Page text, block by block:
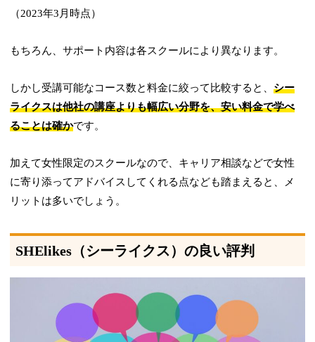
（2023年3月時点）
もちろん、サポート内容は各スクールにより異なります。
しかし受講可能なコース数と料金に絞って比較すると、シー
ライクスは他社の講座よりも幅広い分野を、安い料金で学べ
ることは確かです。
加えて女性限定のスクールなので、キャリア相談などで女性
に寄り添ってアドバイスしてくれる点なども踏まえると、メ
リットは多いでしょう。
SHElikes（シーライクス）の良い評判